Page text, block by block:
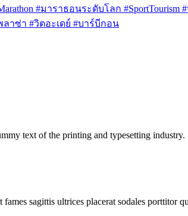
#มาราธอนระดับโลก
ลาซ่า #วิตอะเดย์ #บาร์บีกอน
text of the printing and typesetting industry.
fames sagittis ultrices placerat sodales porttitor